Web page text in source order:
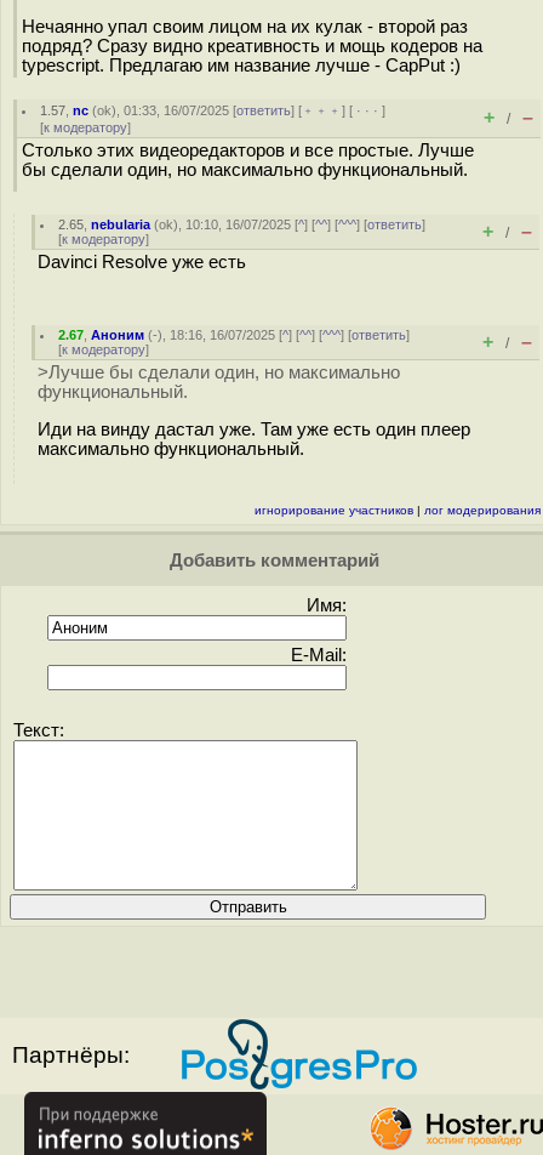
Нечаянно упал своим лицом на их кулак - второй раз
подряд? Сразу видно креативность и мощь кодеров на
typescript. Предлагаю им название лучше - CapPut :)
1.57 ,nc (ok), 01:33, 16/07/2025 [ответить] [ ﹢﹢﹢] [ · · ·]
[к модератору] + / –
Столько этих видеоредакторов и все простые. Лучше
бы сделали один, но максимально функциональный.
2.65 ,nebularia (ok), 10:10, 16/07/2025 [^] [^^] [^^^] [ответить]
[к модератору] + / –
Davinci Resolve уже есть
2.67 ,Аноним (-), 18:16, 16/07/2025 [^] [^^] [^^^] [ответить]
[к модератору] + / –
>Лучше бы сделали один, но максимально
функциональный.
Иди на винду дастал уже. Там уже есть один плеер
максимально функциональный.
игнорирование участников | лог модерирования
Добавить комментарий
Имя:
E-Mail:
Текст:
Партнёры: